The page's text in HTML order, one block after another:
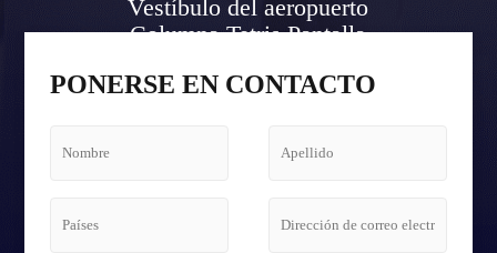
Vestíbulo del aeropuerto
Columna Tetris Pantalla
PONERSE EN CONTACTO